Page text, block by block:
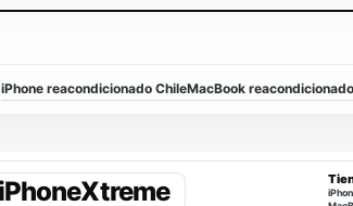
iPhone reacondicionado ChileMacBook